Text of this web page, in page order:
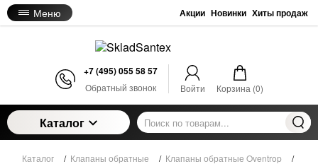
Меню Акции Новинки Хиты продаж
+7 (495) 055 58 57
Обратный звонок Войти Корзина (0)
Каталог
Каталог / Клапаны обратные / Клапаны обратные Oventrop /